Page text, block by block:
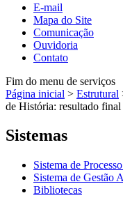
E-mail
Mapa do Site
Comunicação
Ouvidoria
Contato
Fim do menu de serviços
Página inicial > Estrutural
de História: resultado final
Sistemas
Sistema de
Sistema de Gestão
Bibliotecas